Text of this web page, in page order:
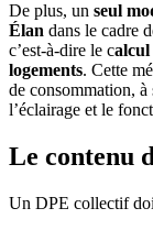
De plus, un seul
Élan dans le cadre
c’est-à-dire le calcul
logements. Cette
de consommation, à
l’éclairage et le
Le contenu
Un DPE collectif